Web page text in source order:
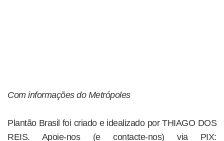
Com informações do Metrópoles
Plantão Brasil foi criado e idealizado por THIAGO DOS
REIS. Apoie-nos (e contacte-nos) via PIX: